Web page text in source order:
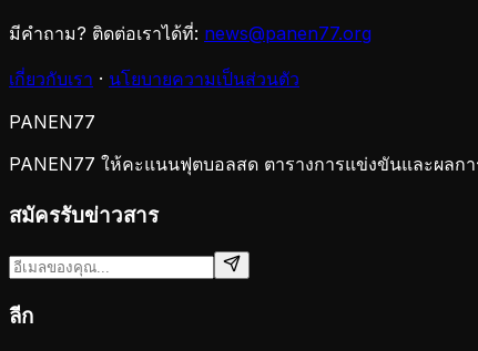
มีคำถาม? ติดต่อเราได้ที่: news@panen77.org
เกี่ยวกับเรา · นโยบายความเป็นส่วนตัว
PANEN77
PANEN77 ให้คะแนนฟุตบอลสด ตารางการแข่งขันและผลก
สมัครรับข่าวสาร
ลีก